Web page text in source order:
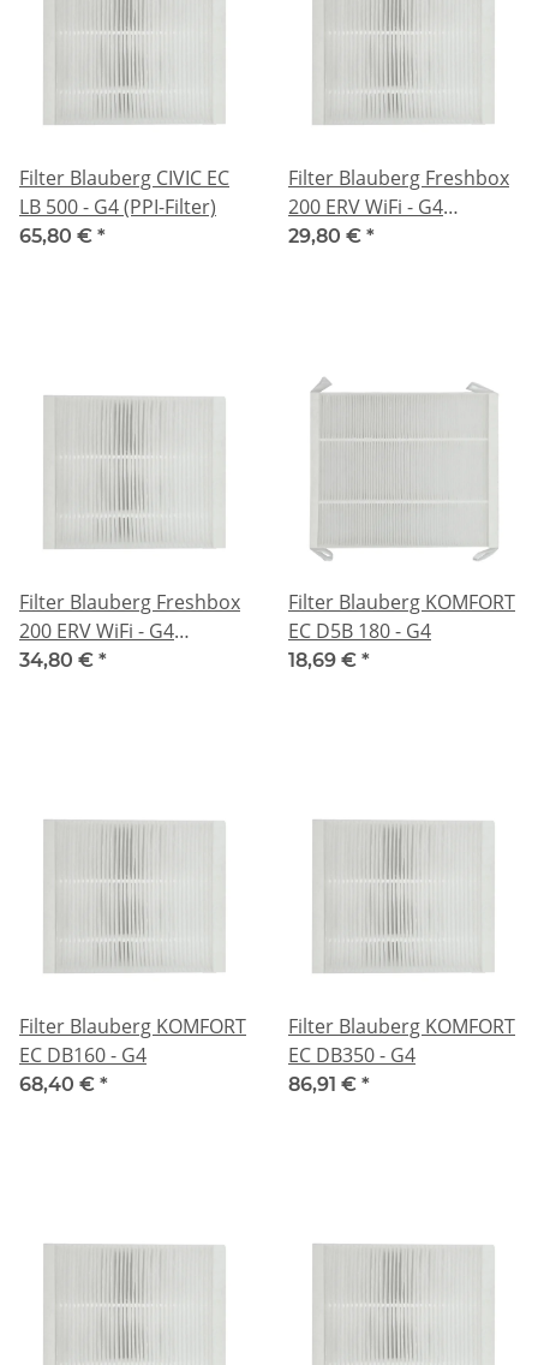
Filter Blauberg CIVIC EC
LB 500 - G4 (PPI-Filter)
65,80 € *
Filter Blauberg Freshbox
200 ERV WiFi - G4
(201x162x20mm)
29,80 € *
Filter Blauberg Freshbox
200 ERV WiFi - G4
(243x162x20mm)
34,80 € *
Filter Blauberg KOMFORT
EC D5B 180 - G4
18,69 € *
Filter Blauberg KOMFORT
EC DB160 - G4
68,40 € *
Filter Blauberg KOMFORT
EC DB350 - G4
86,91 € *